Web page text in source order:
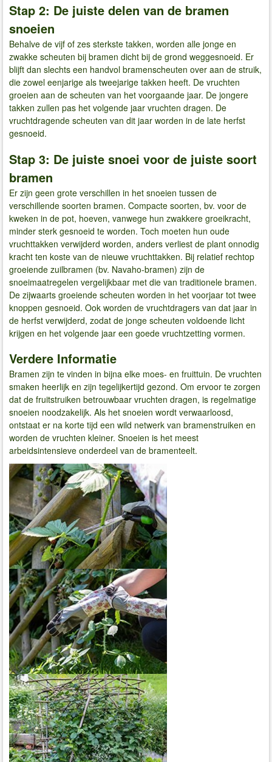
Stap 2: De juiste delen van de bramen
snoeien
Behalve de vijf of zes sterkste takken, worden alle jonge en
zwakke scheuten bij bramen dicht bij de grond weggesnoeid. Er
blijft dan slechts een handvol bramenscheuten over aan de struik,
die zowel eenjarige als tweejarige takken heeft. De vruchten
groeien aan de scheuten van het voorgaande jaar. De jongere
takken zullen pas het volgende jaar vruchten dragen. De
vruchtdragende scheuten van dit jaar worden in de late herfst
gesnoeid.
Stap 3: De juiste snoei voor de juiste soort
bramen
Er zijn geen grote verschillen in het snoeien tussen de
verschillende soorten bramen. Compacte soorten, bv. voor de
kweken in de pot, hoeven, vanwege hun zwakkere groeikracht,
minder sterk gesnoeid te worden. Toch moeten hun oude
vruchttakken verwijderd worden, anders verliest de plant onnodig
kracht ten koste van de nieuwe vruchttakken. Bij relatief rechtop
groeiende zuilbramen (bv. Navaho-bramen) zijn de
snoeimaatregelen vergelijkbaar met die van traditionele bramen.
De zijwaarts groeiende scheuten worden in het voorjaar tot twee
knoppen gesnoeid. Ook worden de vruchtdragers van dat jaar in
de herfst verwijderd, zodat de jonge scheuten voldoende licht
krijgen en het volgende jaar een goede vruchtzetting vormen.
Verdere Informatie
Bramen zijn te vinden in bijna elke moes- en fruittuin. De vruchten
smaken heerlijk en zijn tegelijkertijd gezond. Om ervoor te zorgen
dat de fruitstruiken betrouwbaar vruchten dragen, is regelmatige
snoeien noodzakelijk. Als het snoeien wordt verwaarloosd,
ontstaat er na korte tijd een wild netwerk van bramenstruiken en
worden de vruchten kleiner. Snoeien is het meest
arbeidsintensieve onderdeel van de bramenteelt.